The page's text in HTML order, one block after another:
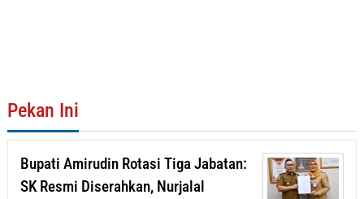
Pekan Ini
Bupati Amirudin Rotasi Tiga Jabatan:
SK Resmi Diserahkan, Nurjalal